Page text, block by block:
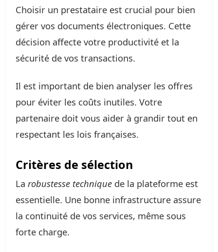
Choisir un prestataire est crucial pour bien
gérer vos documents électroniques. Cette
décision affecte votre productivité et la
sécurité de vos transactions.
Il est important de bien analyser les offres
pour éviter les coûts inutiles. Votre
partenaire doit vous aider à grandir tout en
respectant les lois françaises.
Critères de sélection
La robustesse technique de la plateforme est
essentielle. Une bonne infrastructure assure
la continuité de vos services, même sous
forte charge.